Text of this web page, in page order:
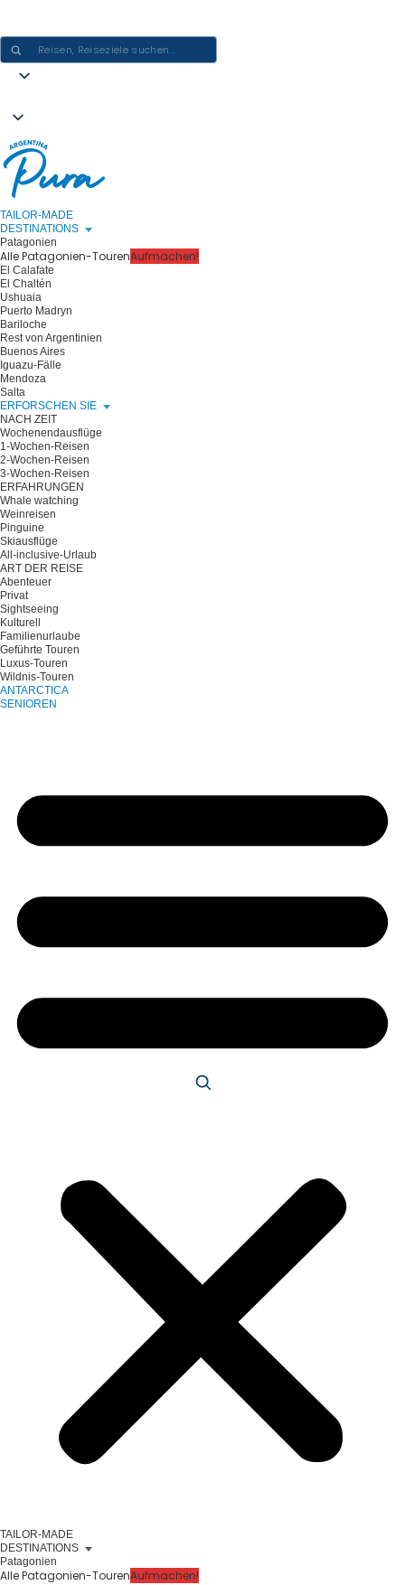
TAILOR-MADE
DESTINATIONS
Patagonien
Alle Patagonien-TourenAufmachen!
El Calafate
El Chaltén
Ushuaia
Puerto Madryn
Bariloche
Rest von Argentinien
Buenos Aires
Iguazu-Fälle
Mendoza
Salta
ERFORSCHEN SIE
NACH ZEIT
Wochenendausflüge
1-Wochen-Reisen
2-Wochen-Reisen
3-Wochen-Reisen
ERFAHRUNGEN
Whale watching
Weinreisen
Pinguine
Skiausflüge
All-inclusive-Urlaub
ART DER REISE
Abenteuer
Privat
Sightseeing
Kulturell
Familienurlaube
Geführte Touren
Luxus-Touren
Wildnis-Touren
ANTARCTICA
SENIOREN
TAILOR-MADE
DESTINATIONS
Patagonien
Alle Patagonien-TourenAufmachen!